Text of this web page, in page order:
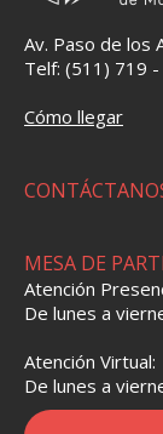
Av. Paso de los
Telf: (511) 719
Cómo llegar
MESA DE
Atención
De lunes a
Atención Virtual:
De lunes a